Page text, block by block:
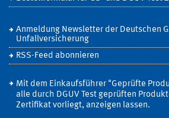
Anmeldung Newsletter der Deutschen
Unfallversicherung
RSS-Feed abonnieren
Mit dem Einkaufsführer "Geprüfte
alle durch DGUV Test geprüften
Zertifikat vorliegt, anzeigen lassen.